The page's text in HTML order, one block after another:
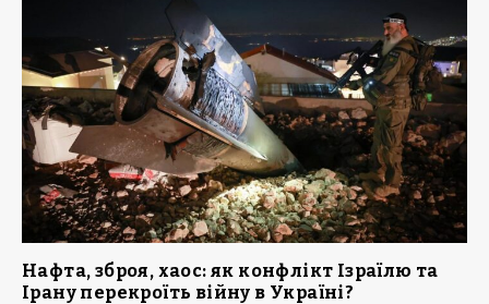
Нафта, зброя, хаос: як конфлікт Ізраїлю та
Ірану перекроїть війну в Україні?